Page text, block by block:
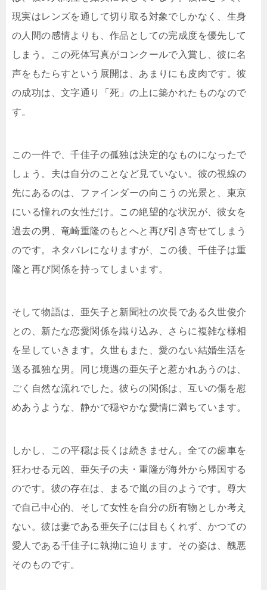
現実はレンズを通して切り取る対象でしかなく、生身
の人間の感情よりも、作品としての完成度を優先して
しまう。この死体写真がコンクールで入賞し、彼に名
声をもたらすという展開は、あまりにも皮肉です。彼
の成功は、文字通り「死」の上に築かれたものなので
す。
この一件で、千佳子の孤独は決定的なものになったで
しょう。夫は自分のことなど見ていない。彼の視線の
先にあるのは、ファインダーの向こうの光景と、東京
にいる憧れの女性だけ。この絶望的な状況が、彼女を
過去の男、竜崎重隆のもとへと再び引き寄せてしまう
のです。ネタバレになりますが、この後、千佳子は重
隆と再び関係を持ってしまいます。
そして物語は、亜矢子と新聞社の次長である久世俊介
との、新たな恋愛関係を織り込み、さらに複雑な様相
を呈していきます。久世もまた、愛のない結婚生活を
送る孤独な男。同じ境遇の亜矢子と惹かれあうのは、
ごく自然な流れでした。彼らの関係は、互いの傷を慰
めあうような、静かで穏やかな愛情に満ちています。
しかし、この平穏は長くは続きません。全ての歯車を
狂わせる元凶、亜矢子の夫・重隆が海外から帰国する
のです。彼の存在は、まるで嵐の目のようです。尊大
で自己中心的、そして女性を自分の所有物としか考え
ない。彼は妻である亜矢子には目もくれず、かつての
愛人である千佳子に執拗に迫ります。その姿は、醜悪
そのものです。